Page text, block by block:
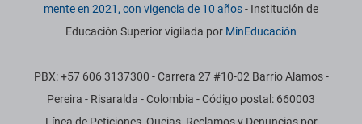
mente en 2021, con vigencia de 10 años- Institución de
Educación Superior vigilada por MinEducación
PBX: +57 606 3137300 - Carrera 27 #10-02 Barrio Alamos -
Pereira - Risaralda - Colombia - Código postal: 660003